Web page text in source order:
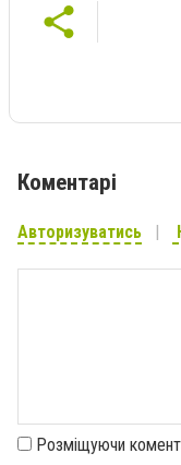
Коментарі
Авторизуватись
Розміщуючи